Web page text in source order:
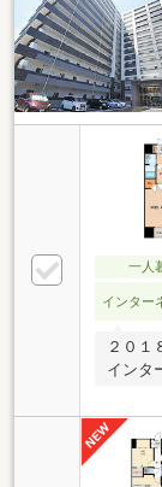
一人
インター
２０１
インタ